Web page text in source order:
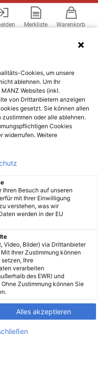
Merkliste Warenkorb
Cookies, um unsere
ablehnen. Um Ihr
Websites (inkl.
von Drittanbietern anzeigen
gesetzt. Sie können allen
oder alle ablehnen.
Cookies
widerrufen. Weitere
Ihren Besuch auf unseren
mit Ihrer Einwilligung
verstehen, was wir
werden in der EU
Video, Bilder) via Drittanbieter
Ihrer Zustimmung können
Ihre
verarbeiten
des EWR) und
Zustimmung können Sie
Alles akzeptieren